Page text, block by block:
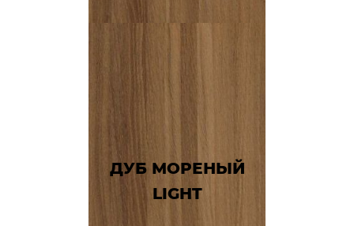
ДУБ МОРЕНЫЙ
LIGHT